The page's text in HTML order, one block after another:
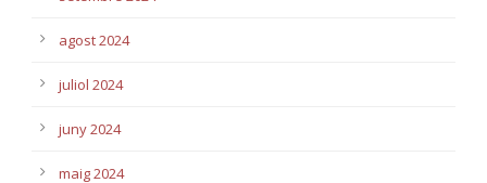
agost 2024
juliol 2024
juny 2024
maig 2024